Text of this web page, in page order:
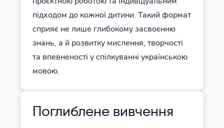
підходом до кожної дитини. Такий формат
сприяє не лише глибокому засвоєнню
знань, а й розвитку мислення, творчості
та впевненості у спілкуванні українською
мовою.
Поглиблене вивчення